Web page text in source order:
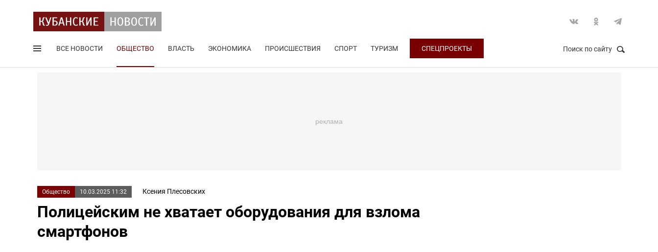
ВСЕ НОВОСТИ ОБЩЕСТВО ВЛАСТЬ ЭКОНОМИКА ПРОИСШЕСТВИЯ СПОРТ ТУРИЗМ СПЕЦПРОЕКТЫ Поиск по сайту
Общество 10.03.2025 11:32 Ксения Плесовских
Полицейским не хватает оборудования для взлома
смартфонов